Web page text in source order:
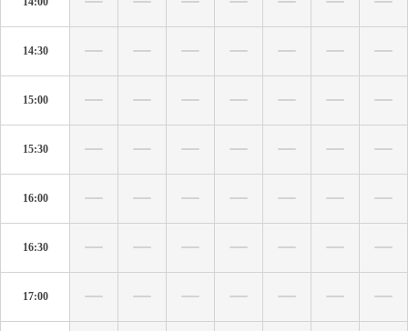
14:30
15:00
15:30
16:00
16:30
17:00